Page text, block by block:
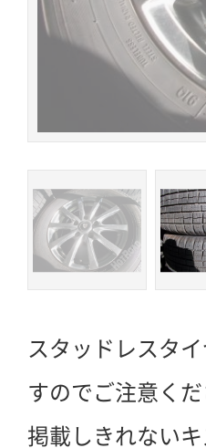
スタッドレスタ
すのでご注意くだ
掲載しきれない